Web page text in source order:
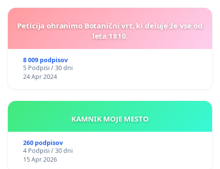
Peticija ohranimo Botanični vrt, ki deluje že vse od
leta 1810.
8 009 podpisov
5 Podpisi / 30 dni
24 Apr 2024
KAMNIK MOJE MESTO
260 podpisov
4 Podpisi / 30 dni
15 Apr 2026